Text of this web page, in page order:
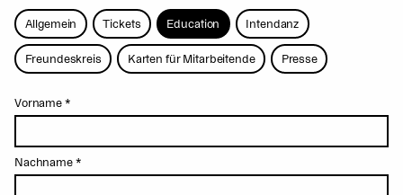
Allgemein Tickets Education Intendanz
Freundeskreis Karten für Mitarbeitende Presse
Vorname*
Nachname*